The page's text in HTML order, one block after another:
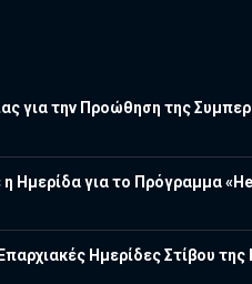
για την Προώθηση της
Ημερίδα για το Πρόγραμμα
Ημερίδες Στίβου